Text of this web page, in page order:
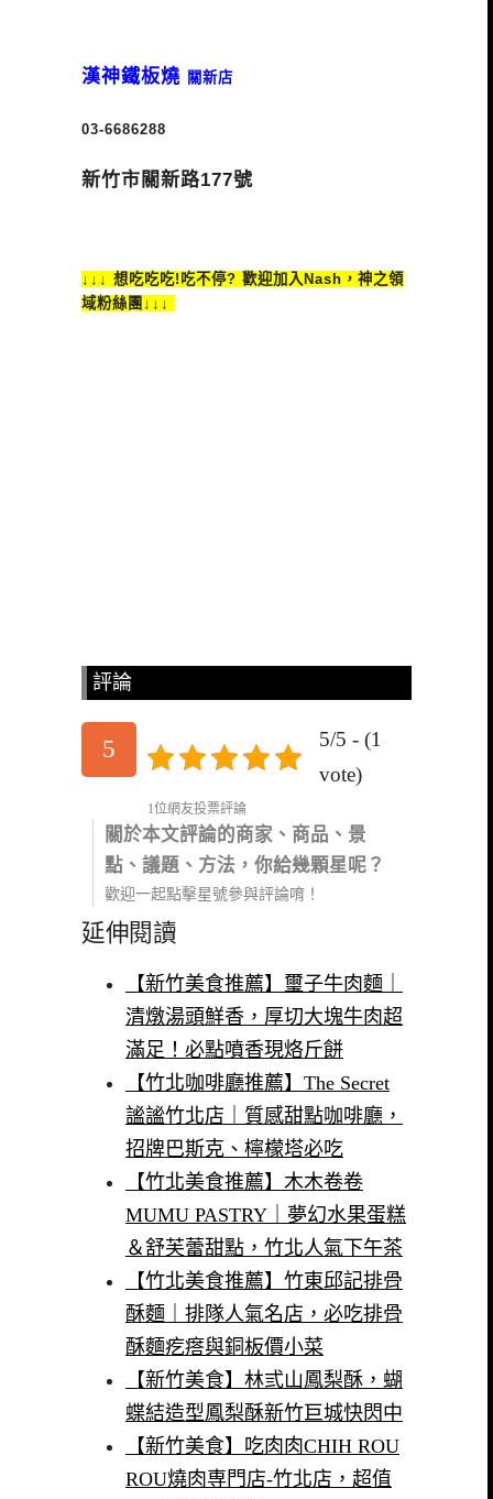
漢神鐵板燒 關新店
03-6686288
新竹市關新路177號
↓↓↓ 想吃吃吃!吃不停? 歡迎加入Nash，神之領
域粉絲團↓↓↓
評論
5
5/5 - (1
vote)
1位網友投票評論
關於本文評論的商家、商品、景
點、議題、方法，你給幾顆星呢？
歡迎一起點擊星號參與評論唷！
延伸閱讀
【新竹美食推薦】璽子牛肉麵｜
清燉湯頭鮮香，厚切大塊牛肉超
滿足！必點噴香現烙斤餅
【竹北咖啡廳推薦】The Secret
謐謐竹北店｜質感甜點咖啡廳，
招牌巴斯克、檸檬塔必吃
【竹北美食推薦】木木卷卷
MUMU PASTRY｜夢幻水果蛋糕
＆舒芙蕾甜點，竹北人氣下午茶
【竹北美食推薦】竹東邱記排骨
酥麵｜排隊人氣名店，必吃排骨
酥麵疙瘩與銅板價小菜
【新竹美食】林弎山鳳梨酥，蝴
蝶結造型鳳梨酥新竹巨城快閃中
【新竹美食】吃肉肉CHIH ROU
ROU燒肉専門店-竹北店，超值